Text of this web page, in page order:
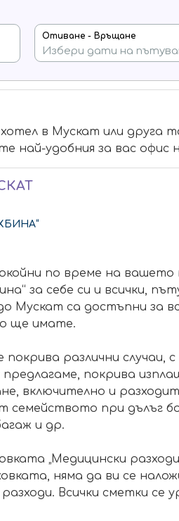
Отиване - Връщане
в Мускат или
най-удобния за вас офис
по време на
за себе си и всички,
Мускат са достъпни за
ще имате.
различни случаи,
покрива
включително и
при дълъг
и др.
„Медицински
няма да ви се
Всички сметки